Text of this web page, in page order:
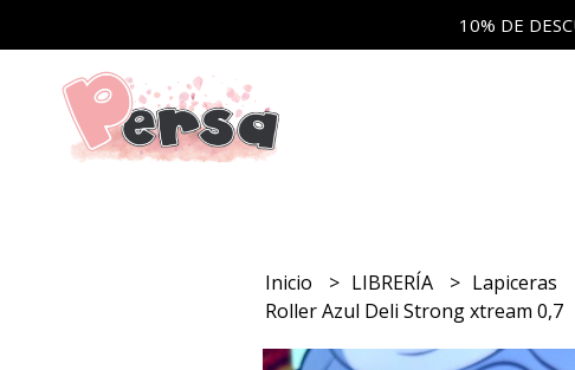
10% DE
Inicio LIBRERÍA
Lapiceras
Roller Azul Deli Strong xtream 0,7